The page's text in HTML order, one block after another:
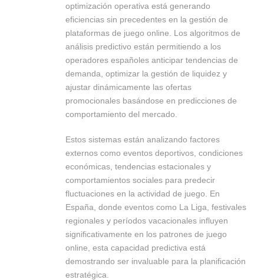
optimización operativa está generando
eficiencias sin precedentes en la gestión de
plataformas de juego online. Los algoritmos de
análisis predictivo están permitiendo a los
operadores españoles anticipar tendencias de
demanda, optimizar la gestión de liquidez y
ajustar dinámicamente las ofertas
promocionales basándose en predicciones de
comportamiento del mercado.
Estos sistemas están analizando factores
externos como eventos deportivos, condiciones
económicas, tendencias estacionales y
comportamientos sociales para predecir
fluctuaciones en la actividad de juego. En
España, donde eventos como La Liga, festivales
regionales y períodos vacacionales influyen
significativamente en los patrones de juego
online, esta capacidad predictiva está
demostrando ser invaluable para la planificación
estratégica.